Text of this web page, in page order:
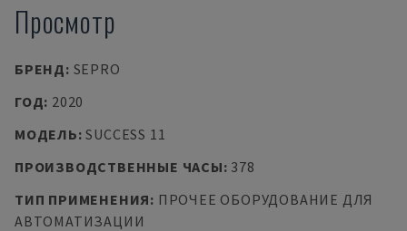
Просмотр
БРЕНД: SEPRO
ГОД: 2020
МОДЕЛЬ:SUCCESS 11
ПРОИЗВОДСТВЕННЫЕ ЧАСЫ: 378
ТИП ПРИМЕНЕНИЯ: ПРОЧЕЕ ОБОРУДОВАНИЕ ДЛЯ
АВТОМАТИЗАЦИИ